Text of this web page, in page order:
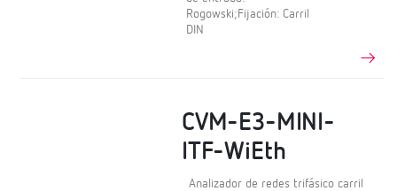
Rogowski;Fijación: Carril
DIN
CVM-E3-MINI-
ITF-WiEth
Analizador de redes trifásico carril